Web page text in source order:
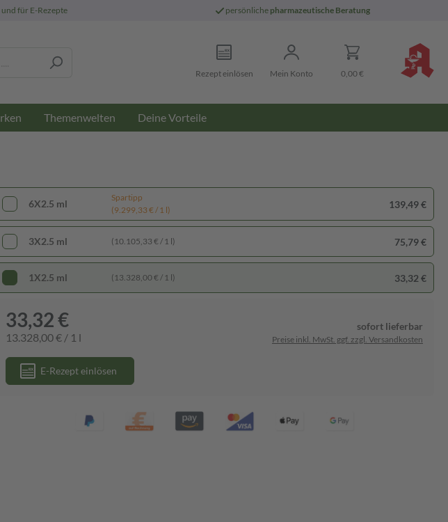
und für E-Rezepte persönliche pharmazeutische Beratung
Rezept einlösen Mein Konto 0,00 €
Themenwelten Deine Vorteile
6X2.5 ml
Spartipp
(9.299,33 € / 1 l)
139,49 €
3X2.5 ml (10.105,33 € / 1 l) 75,79 €
1X2.5 ml (13.328,00 € / 1 l) 33,32 €
33,32 €
13.328,00 € / 1 l
sofort lieferbar
Preise inkl. MwSt. ggf. zzgl. Versandkosten
E-Rezept einlösen